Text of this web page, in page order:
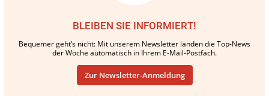
BLEIBEN SIE INFORMIERT!
Bequemer geht’s nicht: Mit unserem Newsletter landen die Top-News
der Woche automatisch in Ihrem E-Mail-Postfach.
Zur Newsletter-Anmeldung